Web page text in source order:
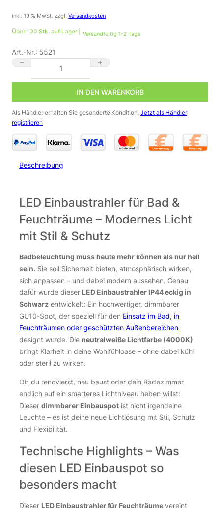
inkl. 19 % MwSt. zzgl.Versandkosten
Über 100 Stk. auf Lager | Versandfertig 1-2 Tage
Art.-Nr.: 5521
LED Einbaustrahler für Bad & Feuchträume dimmbar | IP44 |
IN DEN WARENKORB
Als Händler erhalten Sie gesonderte Kondition. Jetzt als Händler
registrieren
Beschreibung
LED Einbaustrahler für Bad &
Feuchträume – Modernes Licht
mit Stil & Schutz
Badbeleuchtung muss heute mehr können als nur hell
sein. Sie soll Sicherheit bieten, atmosphärisch wirken,
sich anpassen – und dabei modern aussehen. Genau
dafür wurde dieser LED Einbaustrahler IP44 eckig in
Schwarz entwickelt: Ein hochwertiger, dimmbarer
GU10-Spot, der speziell für den Einsatz im Bad, in
Feuchträumen oder geschützten Außenbereichen
designt wurde. Die neutralweiße Lichtfarbe (4000K)
bringt Klarheit in deine Wohlfühloase – ohne dabei kühl
oder steril zu wirken.
Ob du renovierst, neu baust oder dein Badezimmer
endlich auf ein smarteres Lichtniveau heben willst:
Dieser dimmbarer Einbauspot ist nicht irgendeine
Leuchte – es ist deine neue Lichtlösung mit Stil, Schutz
und Flexibilität.
Technische Highlights – Was
diesen LED Einbauspot so
besonders macht
Dieser LED Einbaustrahler für Feuchträume vereint